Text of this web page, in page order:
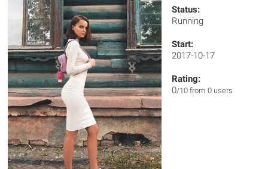
Status:
Running
Start:
2017-10-17
Rating:
0/10 from 0 users